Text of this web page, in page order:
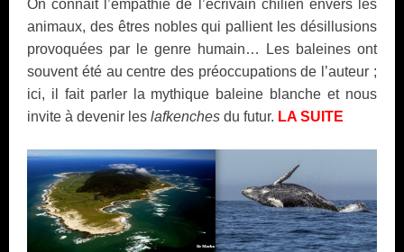
On connait l’empathie de l’écrivain chilien envers les
animaux, des êtres nobles qui pallient les désillusions
provoquées par le genre humain… Les baleines ont
souvent été au centre des préoccupations de l’auteur ;
ici, il fait parler la mythique baleine blanche et nous
invite à devenir leslafkenches du futur. LA SUITE